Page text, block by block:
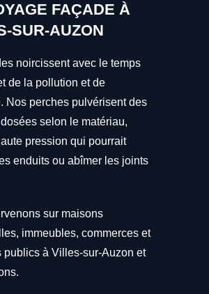
FAÇADE À
SUR-AUZON
noircissent avec le temps
de la pollution et de
Nos perches pulvérisent des
selon le matériau,
pression qui pourrait
enduits ou abîmer les joints
sur maisons
immeubles, commerces et
publics à Villes-sur-Auzon et